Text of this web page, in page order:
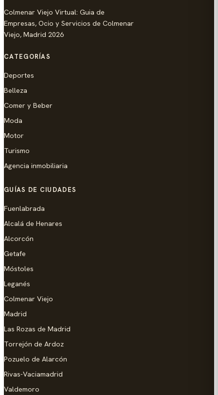
Colmenar Viejo Virtual: Guia de
Empresas, Ocio y Servicios de Colmenar
Viejo, Madrid 2026
CATEGORÍAS
Deportes
Belleza
Comer y Beber
Moda
Motor
Turismo
Agencia inmobiliaria
GUÍAS DE CIUDADES
Fuenlabrada
Alcalá de Henares
Alcorcón
Getafe
Móstoles
Leganés
Colmenar Viejo
Madrid
Las Rozas de Madrid
Torrejón de Ardoz
Pozuelo de Alarcón
Rivas-Vaciamadrid
Valdemoro